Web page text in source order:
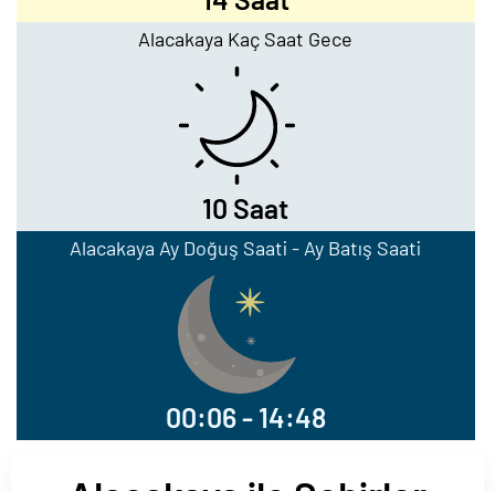
Alacakaya Kaç Saat Gece
10 Saat
Alacakaya Ay Doğuş Saati - Ay Batış Saati
00:06 - 14:48